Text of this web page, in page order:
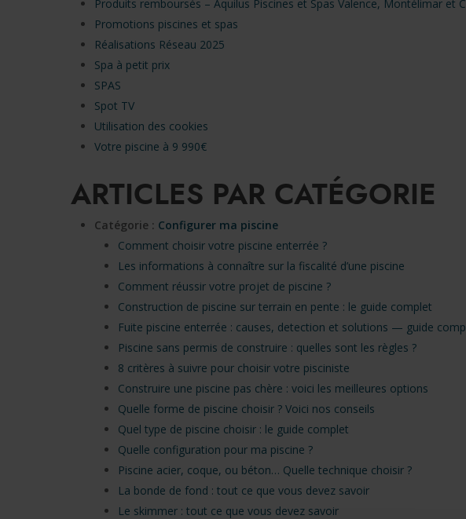
Produits remboursés – Aquilus Piscines et Spas Valence, Montélimar et
Promotions piscines et spas
Réalisations Réseau 2025
Spa à petit prix
SPAS
Spot TV
Utilisation des cookies
Votre piscine à 9 990€
ARTICLES PAR CATÉGORIE
Catégorie : Configurer ma piscine
Comment choisir votre piscine enterrée ?
Les informations à connaître sur la fiscalité d’une piscine
Comment réussir votre projet de piscine ?
Construction de piscine sur terrain en pente : le guide complet
Fuite piscine enterrée : causes, detection et solutions — guide
Piscine sans permis de construire : quelles sont les règles ?
8 critères à suivre pour choisir votre pisciniste
Construire une piscine pas chère : voici les meilleures options
Quelle forme de piscine choisir ? Voici nos conseils
Quel type de piscine choisir : le guide complet
Quelle configuration pour ma piscine ?
Piscine acier, coque, ou béton… Quelle technique choisir ?
La bonde de fond : tout ce que vous devez savoir
Le skimmer : tout ce que vous devez savoir